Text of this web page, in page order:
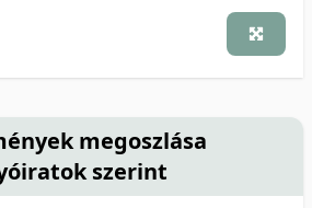
megoszlása
szerint